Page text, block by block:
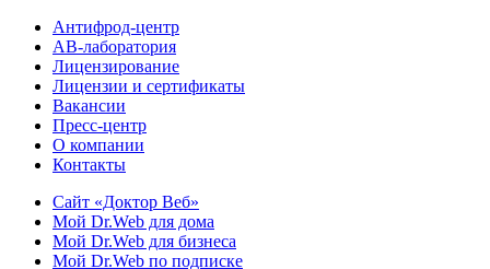
Антифрод-центр
АВ-лаборатория
Лицензирование
Лицензии и сертификаты
Вакансии
Пресс-центр
О компании
Контакты
Сайт «Доктор Веб»
Мой Dr.Web для дома
Мой Dr.Web для бизнеса
Мой Dr.Web по подписке